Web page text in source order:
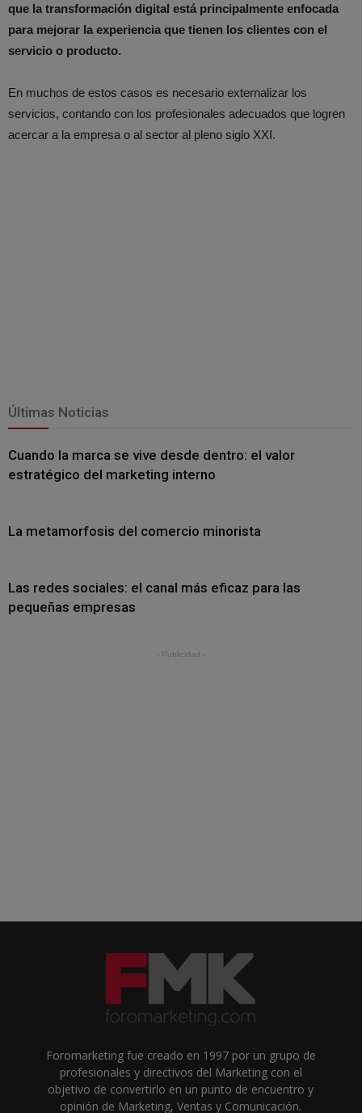
que la transformación digital está principalmente enfocada
para mejorar la experiencia que tienen los clientes con el
servicio o producto.
En muchos de estos casos es necesario externalizar los
servicios, contando con los profesionales adecuados que logren
acercar a la empresa o al sector al pleno siglo XXI.
Últimas Noticias
Cuando la marca se vive desde dentro: el valor
estratégico del marketing interno
La metamorfosis del comercio minorista
Las redes sociales: el canal más eficaz para las
pequeñas empresas
- Publicidad -
Foromarketing fue creado en 1997 por un grupo de
profesionales y directivos del Marketing con el
objetivo de convertirlo en un punto de encuentro y
opinión de Marketing, Ventas y Comunicación.